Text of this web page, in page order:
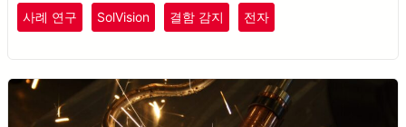
사례 연구 SolVision 결함 감지 전자